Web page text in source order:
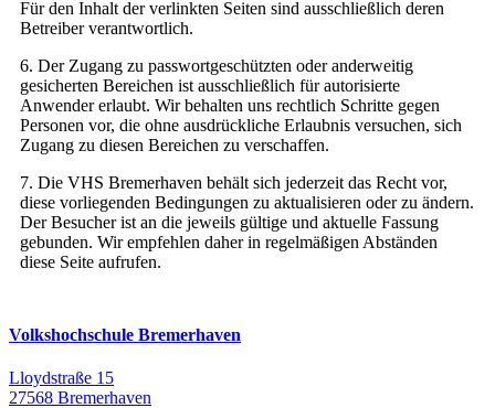
Für den Inhalt der verlinkten Seiten sind ausschließlich deren
Betreiber verantwortlich.
6. Der Zugang zu passwortgeschützten oder anderweitig
gesicherten Bereichen ist ausschließlich für autorisierte
Anwender erlaubt. Wir behalten uns rechtlich Schritte gegen
Personen vor, die ohne ausdrückliche Erlaubnis versuchen, sich
Zugang zu diesen Bereichen zu verschaffen.
7. Die VHS Bremerhaven behält sich jederzeit das Recht vor,
diese vorliegenden Bedingungen zu aktualisieren oder zu ändern.
Der Besucher ist an die jeweils gültige und aktuelle Fassung
gebunden. Wir empfehlen daher in regelmäßigen Abständen
diese Seite aufrufen.
Volkshochschule Bremerhaven
Lloydstraße 15
27568 Bremerhaven